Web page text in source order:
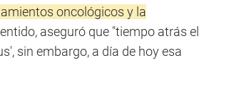
oncológicos y la
aseguró que "tiempo atrás el
sin embargo, a día de hoy esa